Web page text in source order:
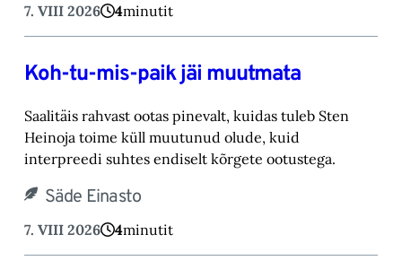
7. VIII 2026 4minutit
Koh-tu-mis-paik jäi muutmata
Saalitäis rahvast ootas pinevalt, kuidas tuleb Sten
Heinoja toime küll muutunud olude, kuid
‎interpreedi suhtes endiselt kõrgete ootustega.‎
Säde Einasto
7. VIII 2026 4minutit